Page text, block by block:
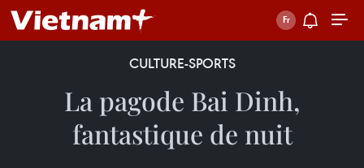
CULTURE-SPORTS
La pagode Bai Dinh,
fantastique de nuit